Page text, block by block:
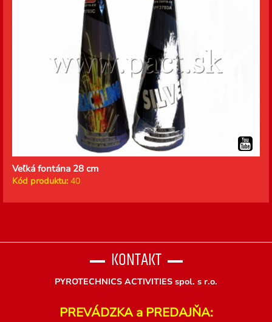
Veľká fontána 28 cm
Kód produktu: 40
KONTAKT
PYROTECHNICS ACTIVITIES spol. s r.o.
PREVÁDZKA a PREDAJŇA: